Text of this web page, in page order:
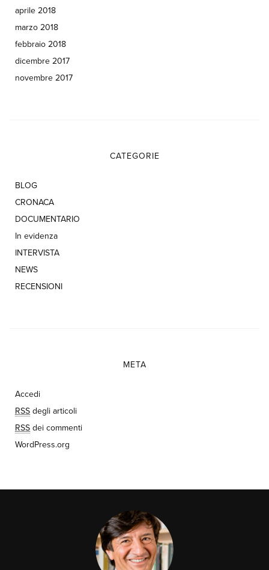
aprile 2018
marzo 2018
febbraio 2018
dicembre 2017
novembre 2017
CATEGORIE
BLOG
CRONACA
DOCUMENTARIO
In evidenza
INTERVISTA
NEWS
RECENSIONI
META
Accedi
RSS degli articoli
RSS dei commenti
WordPress.org